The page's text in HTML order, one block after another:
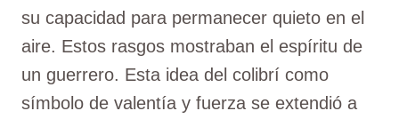
su capacidad para permanecer quieto en el
aire. Estos rasgos mostraban el espíritu de
un guerrero. Esta idea del colibrí como
símbolo de valentía y fuerza se extendió a